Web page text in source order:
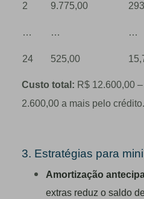
2 9.775,00
… … …
24 525,00
Custo total: R$ 12.600,00
2.600,00 a mais pelo crédito.
3. Estratégias para
Amortização
extras reduz o saldo